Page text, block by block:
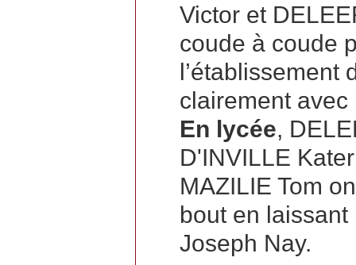
Victor et
coude à coude
l’établissement
clairement
En lycée,
D'INVILLE
MAZILIE Tom
bout en laissant
Joseph Nay.